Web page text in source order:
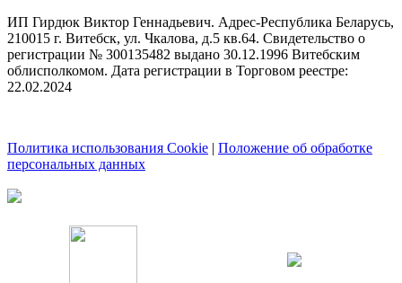
ИП Гирдюк Виктор Геннадьевич. Адрес-Республика Беларусь,
210015 г. Витебск, ул. Чкалова, д.5 кв.64. Свидетельство о
регистрации № 300135482 выдано 30.12.1996 Витебским
облисполкомом. Дата регистрации в Торговом реестре:
22.02.2024
Политика использования Cookie | Положение об обработке
персональных данных